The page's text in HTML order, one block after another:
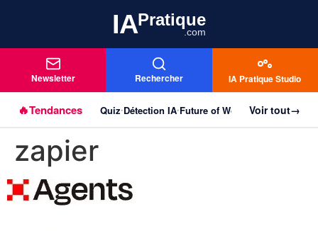
IAPratique
.com
Newsletter Rechercher IA Pratique Studio
🔥Tendances Quiz•Détection IA•Future of Work Agentique•
Voir tout→
Aller au
principal
zapier